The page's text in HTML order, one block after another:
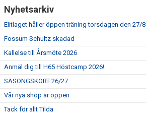
Nyhetsarkiv
Elitlaget håller öppen träning torsdagen den 27/8
Fossum Schultz skadad
Kallelse till Årsmöte 2026
Anmäl dig till H65 Höstcamp 2026!
SÄSONGSKORT 26/27
Vår nya shop är öppen
Tack för allt Tilda